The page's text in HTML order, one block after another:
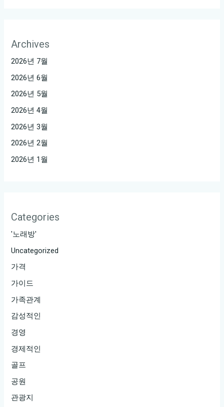
라
유
앤
미
가
케:
노
래
Archives
2026년 7월
2026년 6월
2026년 5월
2026년 4월
2026년 3월
2026년 2월
2026년 1월
Categories
'노래방'
Uncategorized
가격
가이드
가족관계
감성적인
경영
경제적인
골프
공원
관광지